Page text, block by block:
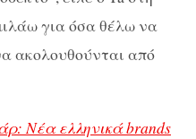
για όσα θέλω να
ακολουθούνται από
Νέα ελληνικά brands